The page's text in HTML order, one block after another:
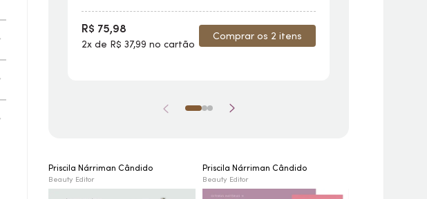
R$ 75,98
2x de R$ 37,99 no cartão
Comprar os 2 itens
Priscila Nárriman Cândido
Beauty Editor
Priscila Nárriman Cândido
Beauty Editor